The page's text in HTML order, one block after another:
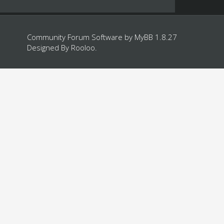
Community Forum Software by MyBB 1.8.27
Designed By Rooloo.